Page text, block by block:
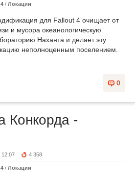
/ Локации
для Fallout 4 очищает от
и мусора океанологическую
Наханта и делает эту
неполноценным поселением.
0
Конкорда -
12:07 4 358
/ Локации